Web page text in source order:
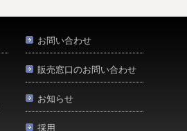
お問い合わせ
販売窓口のお問い合わせ
お知らせ
採用